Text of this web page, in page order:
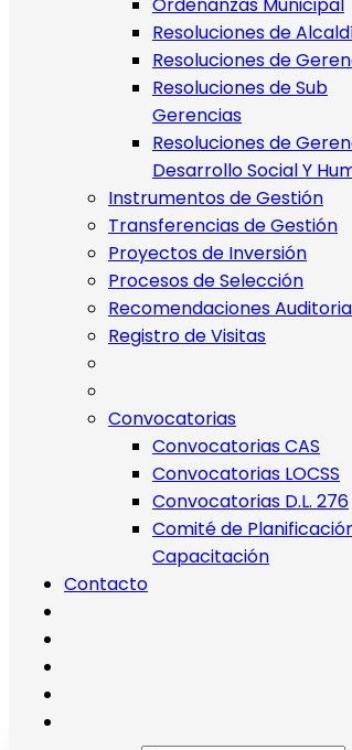
Resoluciones de
Resoluciones de
Resoluciones de Sub
Gerencias
Resoluciones de
Desarrollo Social Y
Instrumentos de Gestión
Transferencias de Gestión
Proyectos de Inversión
Procesos de Selección
Recomendaciones Auditoria
Registro de Visitas
Convocatorias
Convocatorias CAS
Convocatorias LOCSS
Convocatorias D.L. 276
Comité de
Capacitación
Contacto
Calendario de eventos